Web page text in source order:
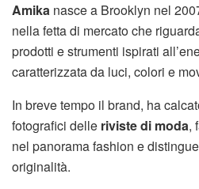
Amika nasce a Brooklyn nel
nella fetta di mercato che
prodotti e strumenti ispirati
caratterizzata da luci, colori e
In breve tempo il brand, ha
fotografici delle riviste di moda,
nel panorama fashion e
originalità.